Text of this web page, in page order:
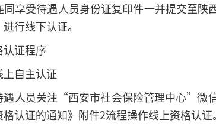
同享受待遇人员身份证复印件一并提交至
行线下认证。
认证程序
上自主认证
遇人员关注“西安市社会保险管理中心”微
认证的通知》附件2流程操作线上资格认证